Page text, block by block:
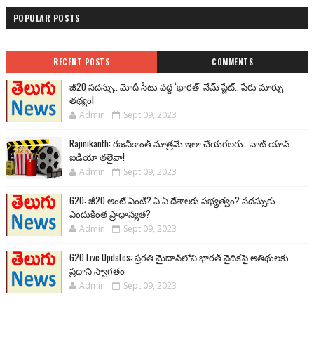
POPULAR POSTS
RECENT POSTS COMMENTS
జీ20 సదస్సు.. మోదీ సీటు వద్ద ‘భారత్’ నేమ్ ప్లేట్‌.. పేరు మార్పు
తథ్యం!
Admin Sept 09, 2023
Rajinikanth: రజనీకాంత్ మాత్రమే ఇలా చేయగలరు.. వాట్ యాన్
ఐడియా తలైవా!
Admin Sept 09, 2023
G20: జీ20 అంటే ఏంటి? ఏ ఏ దేశాలకు సభ్యత్వం? సదస్సుకు
ఎందుకింత ప్రాధాన్యత?
Admin Sept 09, 2023
G20 Live Updates: ప్రగతి మైదాన్‌లోని భారత్ వైదికపై అతిథులకు
ప్రధాని స్వాగతం
Admin Sept 09, 2023